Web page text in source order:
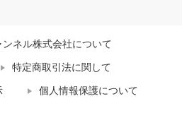
ネル株式会社について
特定商取引法に関して
個人情報保護について